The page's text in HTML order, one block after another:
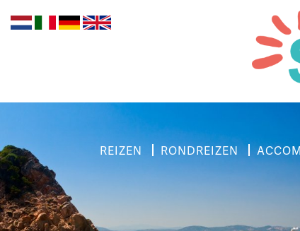
REIZEN RONDREIZEN